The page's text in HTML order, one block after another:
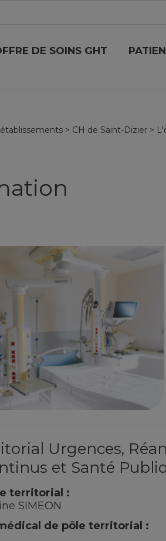
DE SOINS GHT
> CH de Saint-Dizier >
Urgences,
et Santé
territorial :
SIMEON
de pôle territorial :